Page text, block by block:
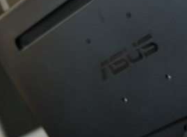
COLUMNA DIRECCION
MERCEDES-BENZ CLASE B (W246) B
OEM: